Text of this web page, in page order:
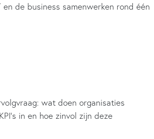
de business samenwerken rond één
wat doen organisaties
in en hoe zinvol zijn deze